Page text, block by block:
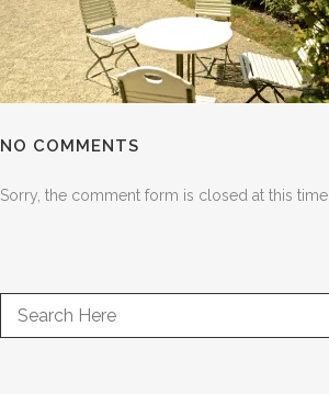
NO COMMENTS
Sorry, the comment form is closed at this time.